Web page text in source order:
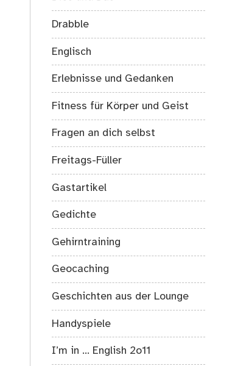
Drabble
Englisch
Erlebnisse und Gedanken
Fitness für Körper und Geist
Fragen an dich selbst
Freitags-Füller
Gastartikel
Gedichte
Gehirntraining
Geocaching
Geschichten aus der Lounge
Handyspiele
I’m in … English 2o11